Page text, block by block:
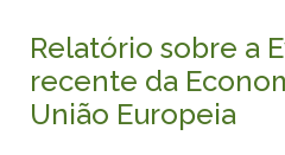
Relatório sobre a
recente da
União Europeia